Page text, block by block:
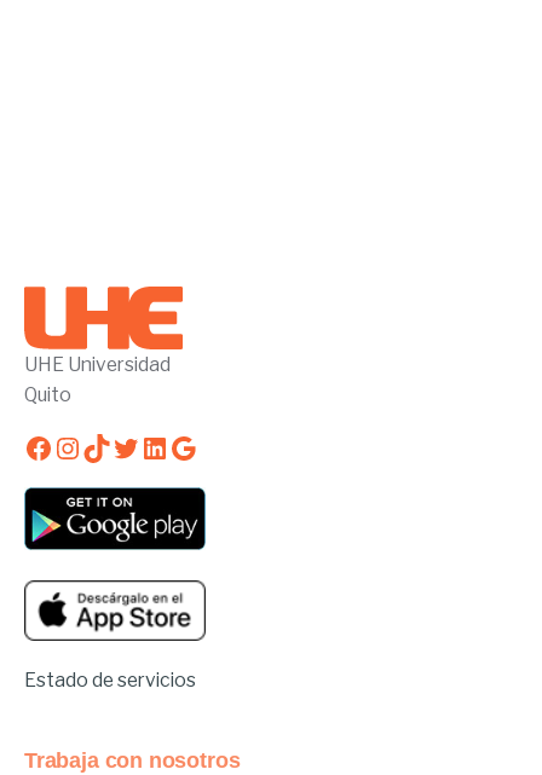
UHE Universidad
Quito
Facebook
Instagram
TikTok
Twitter
LinkedIn
Google
Estado de servicios
Trabaja con nosotros